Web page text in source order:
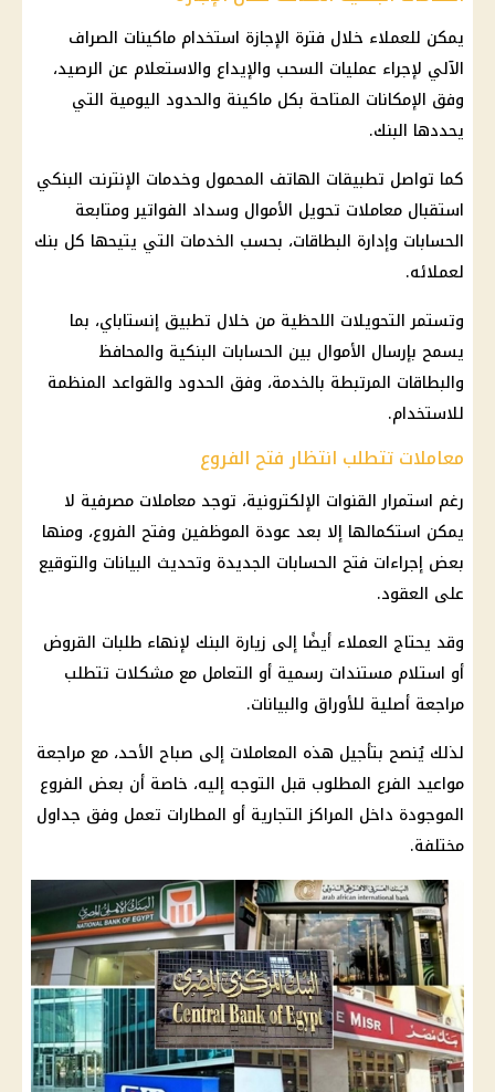
يمكن للعملاء خلال فترة الإجازة استخدام ماكينات الصراف
الآلي لإجراء عمليات السحب والإيداع والاستعلام عن الرصيد،
وفق الإمكانات المتاحة بكل ماكينة والحدود اليومية التي
يحددها البنك.
كما تواصل تطبيقات الهاتف المحمول وخدمات الإنترنت البنكي
استقبال معاملات تحويل الأموال وسداد الفواتير ومتابعة
الحسابات وإدارة البطاقات، بحسب الخدمات التي يتيحها كل بنك
لعملائه.
وتستمر التحويلات اللحظية من خلال تطبيق إنستاباي، بما
يسمح بإرسال الأموال بين الحسابات البنكية والمحافظ
والبطاقات المرتبطة بالخدمة، وفق الحدود والقواعد المنظمة
للاستخدام.
معاملات تتطلب انتظار فتح الفروع
رغم استمرار القنوات الإلكترونية، توجد معاملات مصرفية لا
يمكن استكمالها إلا بعد عودة الموظفين وفتح الفروع، ومنها
بعض إجراءات فتح الحسابات الجديدة وتحديث البيانات والتوقيع
على العقود.
وقد يحتاج العملاء أيضًا إلى زيارة البنك لإنهاء طلبات القروض
أو استلام مستندات رسمية أو التعامل مع مشكلات تتطلب
مراجعة أصلية للأوراق والبيانات.
لذلك يُنصح بتأجيل هذه المعاملات إلى صباح الأحد، مع مراجعة
مواعيد الفرع المطلوب قبل التوجه إليه، خاصة أن بعض الفروع
الموجودة داخل المراكز التجارية أو المطارات تعمل وفق جداول
مختلفة.